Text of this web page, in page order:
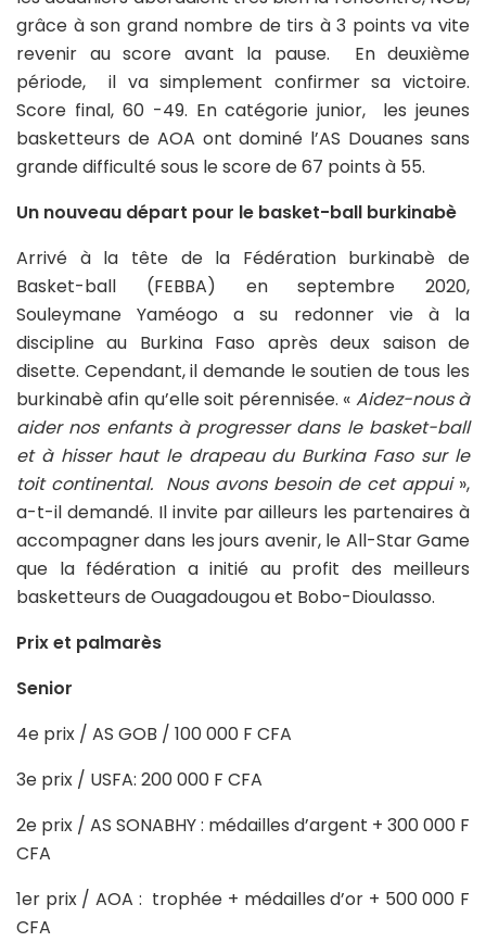
grâce à son grand nombre de tirs à 3 points va vite
revenir au score avant la pause. En deuxième
période, il va simplement confirmer sa victoire.
Score final, 60 -49. En catégorie junior, les jeunes
basketteurs de AOA ont dominé l’AS Douanes sans
grande difficulté sous le score de 67 points à 55.
Un nouveau départ pour le basket-ball burkinabè
Arrivé à la tête de la Fédération burkinabè de
Basket-ball (FEBBA) en septembre 2020,
Souleymane Yaméogo a su redonner vie à la
discipline au Burkina Faso après deux saison de
disette. Cependant, il demande le soutien de tous les
burkinabè afin qu’elle soit pérennisée. « Aidez-nous à
aider nos enfants à progresser dans le basket-ball
et à hisser haut le drapeau du Burkina Faso sur le
toit continental. Nous avons besoin de cet appui»,
a-t-il demandé. Il invite par ailleurs les partenaires à
accompagner dans les jours avenir, le All-Star Game
que la fédération a initié au profit des meilleurs
basketteurs de Ouagadougou et Bobo-Dioulasso.
Prix et palmarès
Senior
4e prix / AS GOB / 100 000 F CFA
3e prix / USFA: 200 000 F CFA
2e prix / AS SONABHY : médailles d’argent + 300 000 F
CFA
1er prix / AOA : trophée + médailles d’or + 500 000 F
CFA